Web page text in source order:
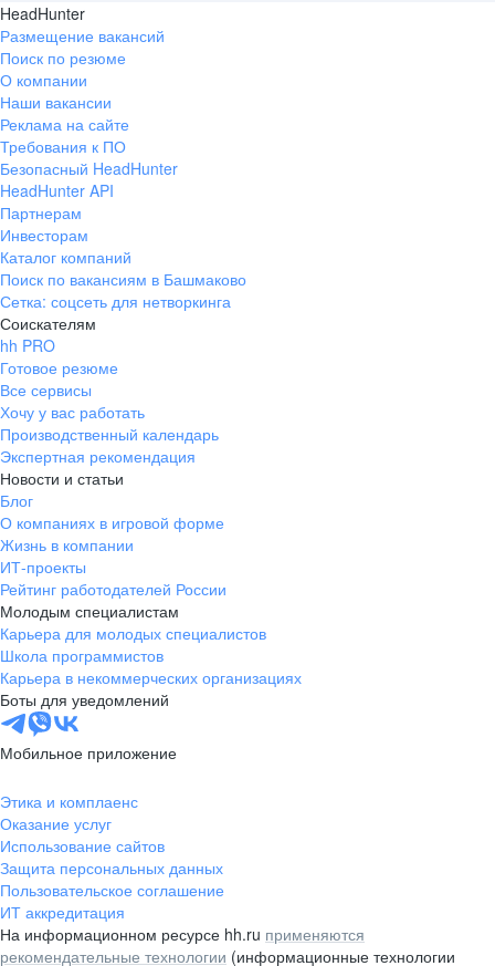
HeadHunter
Размещение вакансий
Поиск по резюме
О компании
Наши вакансии
Реклама на сайте
Требования к ПО
Безопасный HeadHunter
HeadHunter API
Партнерам
Инвесторам
Каталог компаний
Поиск по вакансиям в Башмаково
Сетка: соцсеть для нетворкинга
Соискателям
hh PRO
Готовое резюме
Все сервисы
Хочу у вас работать
Производственный календарь
Экспертная рекомендация
Новости и статьи
Блог
О компаниях в игровой форме
Жизнь в компании
ИТ-проекты
Рейтинг работодателей России
Молодым специалистам
Карьера для молодых специалистов
Школа программистов
Карьера в некоммерческих организациях
Боты для уведомлений
Мобильное приложение
Этика и комплаенс
Оказание услуг
Использование сайтов
Защита персональных данных
Пользовательское соглашение
ИТ аккредитация
На информационном ресурсе hh.ru применяются
рекомендательные технологии (информационные технологии